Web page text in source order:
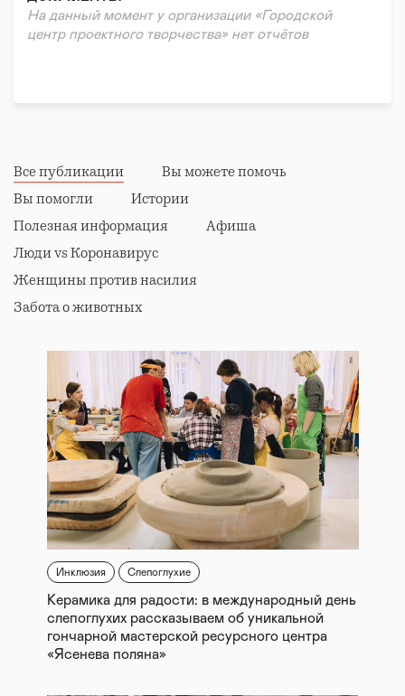
На данный момент у организации «Городской
центр проектного творчества» нет отчётов
Все публикации
Вы можете помочь
Вы помогли
Истории
Полезная информация
Афиша
Люди vs Коронавирус
Женщины против насилия
Забота о животных
Инклюзия Слепоглухие
Керамика для радости: в международный день
слепоглухих рассказываем об уникальной
гончарной мастерской ресурсного центра
«Ясенева поляна»